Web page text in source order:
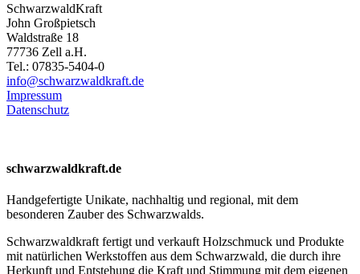
SchwarzwaldKraft
John Großpietsch
Waldstraße 18
77736 Zell a.H.
Tel.: 07835-5404-0
info@schwarzwaldkraft.de
Impressum
Datenschutz
schwarzwaldkraft.de
Handgefertigte Unikate, nachhaltig und regional, mit dem
besonderen Zauber des Schwarzwalds.
Schwarzwaldkraft fertigt und verkauft Holzschmuck und Produkte
mit natürlichen Werkstoffen aus dem Schwarzwald, die durch ihre
Herkunft und Entstehung die Kraft und Stimmung mit dem eigenen